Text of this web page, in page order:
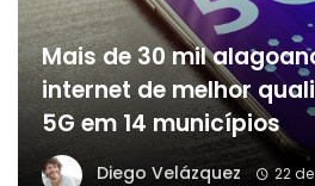
Mais de 30 mil
internet de melhor
5G em 14 municípios
Diego Velázquez 22